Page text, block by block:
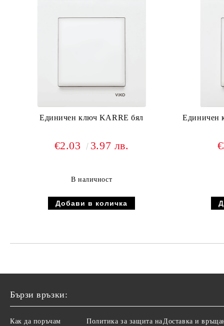
Единичен ключ KARRE бял
€2.03 3.97 лв.
В наличност
Единичен
Бързи връзки:
Как да поръчам Политика за защита наДоставка и